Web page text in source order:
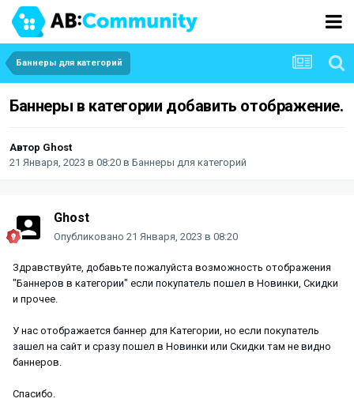
Баннеры для категорий
Баннеры в категории добавить отображение.
Автор Ghost
21 Января, 2023 в 08:20 в Баннеры для категорий
Ghost
Опубликовано 21 Января, 2023 в 08:20
Здравствуйте, добавьте пожалуйста возможность отображения
"Баннеров в категории" если покупатель пошел в Новинки, Скидки
и прочее.
У нас отображается баннер для Категории, но если покупатель
зашел на сайт и сразу пошел в Новинки или Скидки там не видно
баннеров.
Спасибо.